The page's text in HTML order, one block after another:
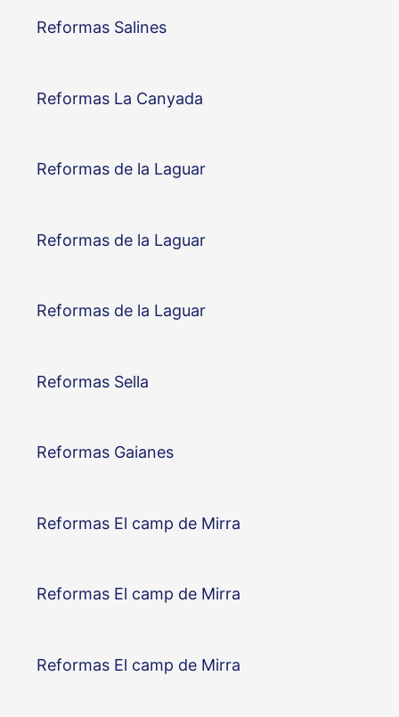
Reformas Salines
Reformas La Canyada
Reformas de la Laguar
Reformas de la Laguar
Reformas de la Laguar
Reformas Sella
Reformas Gaianes
Reformas El camp de Mirra
Reformas El camp de Mirra
Reformas El camp de Mirra